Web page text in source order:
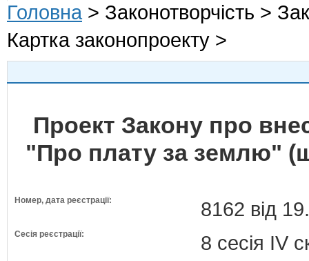
Головна > Законотворчість >
Картка законопроекту >
Проект Закону про
"Про плату за землю"
Номер, дата реєстрації: 8162 від
Сесія реєстрації: 8 сесія IV